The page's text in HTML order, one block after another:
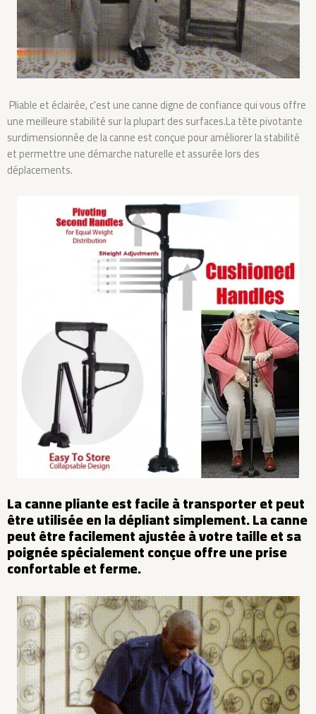
Pliable et éclairée, c'est une canne digne de confiance qui vous offre
une meilleure stabilité sur la plupart des surfaces.La tête pivotante
surdimensionnée de la canne est conçue pour améliorer la stabilité
et permettre une démarche naturelle et assurée lors des
déplacements.
La canne pliante est facile à transporter et peut
être utilisée en la dépliant simplement. La canne
peut être facilement ajustée à votre taille et sa
poignée spécialement conçue offre une prise
confortable et ferme.